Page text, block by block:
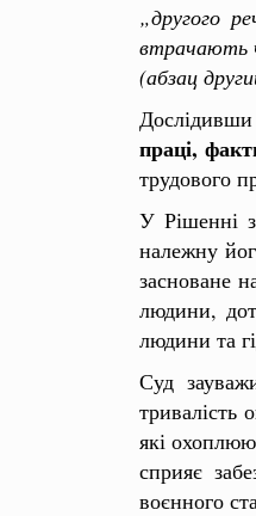
„другого
втрачають
(абзац
праці,
трудового
У Рішенні
належну
засноване
людини,
людини та
Суд
тривалість
які
сприяє
воєнного